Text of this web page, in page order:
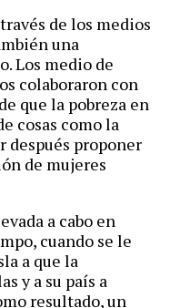
de los medios
una
Los medio de
colaboraron con
que la pobreza en
cosas como la
después proponer
de mujeres
a cabo en
cuando se le
a que la
y a su país a
resultado, un